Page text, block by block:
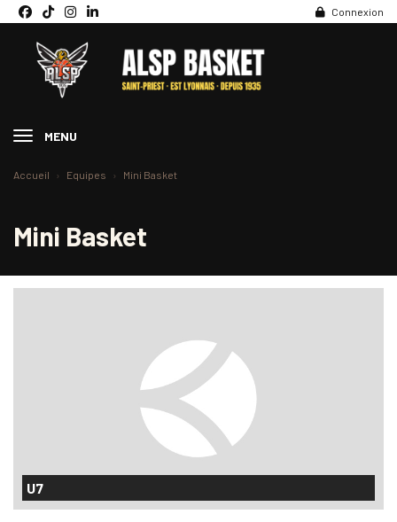
Connexion
MENU
Accueil Equipes Mini Basket
Mini Basket
U7
Panneau de gestion des cookies